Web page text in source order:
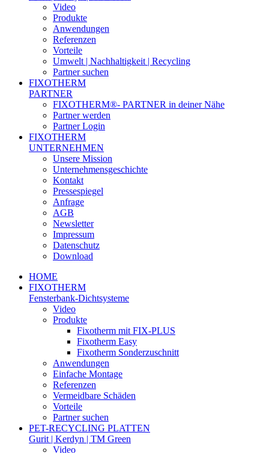
Video
Produkte
Anwendungen
Referenzen
Vorteile
Umwelt | Nachhaltigkeit | Recycling
Partner suchen
FIXOTHERM
PARTNER
FIXOTHERM®- PARTNER in deiner Nähe
Partner werden
Partner Login
FIXOTHERM
UNTERNEHMEN
Unsere Mission
Unternehmensgeschichte
Kontakt
Pressespiegel
Anfrage
AGB
Newsletter
Impressum
Datenschutz
Download
HOME
FIXOTHERM
Fensterbank-Dichtsysteme
Video
Produkte
Fixotherm mit FIX-PLUS
Fixotherm Easy
Fixotherm Sonderzuschnitt
Anwendungen
Einfache Montage
Referenzen
Vermeidbare Schäden
Vorteile
Partner suchen
PET-RECYCLING PLATTEN
Gurit | Kerdyn | TM Green
Video